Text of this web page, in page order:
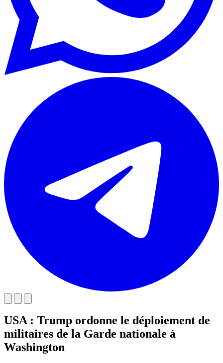
USA : Trump ordonne le déploiement de
militaires de la Garde nationale à
Washington